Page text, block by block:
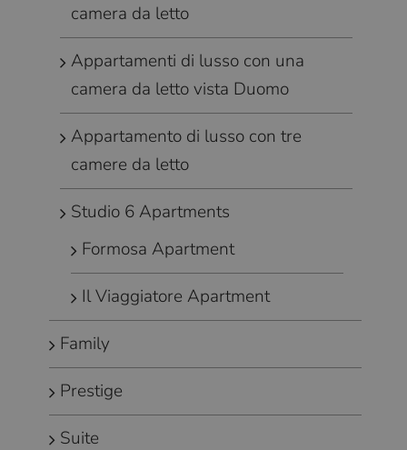
camera da letto
Appartamenti di lusso con una
camera da letto vista Duomo
Appartamento di lusso con tre
camere da letto
Studio 6 Apartments
Formosa Apartment
Il Viaggiatore Apartment
Family
Prestige
Suite